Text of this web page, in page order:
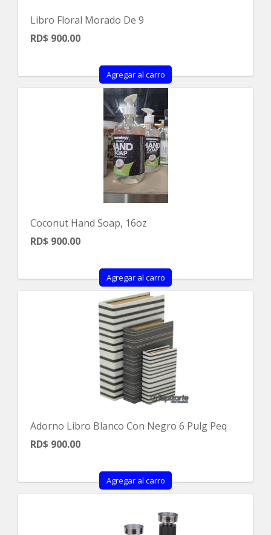
Libro Floral Morado De 9
RD$ 900.00
Agregar al carro
Coconut Hand Soap, 16oz
RD$ 900.00
Agregar al carro
Adorno Libro Blanco Con Negro 6 Pulg Peq
RD$ 900.00
Agregar al carro